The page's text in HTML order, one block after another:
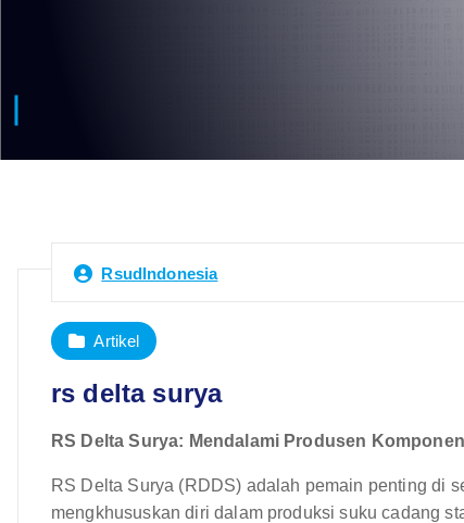
RsudIndonesia
Artikel
rs delta surya
RS Delta Surya: Mendalami Produsen
RS Delta Surya (RDDS) adalah pemain penting di
mengkhususkan diri dalam produksi suku cadang